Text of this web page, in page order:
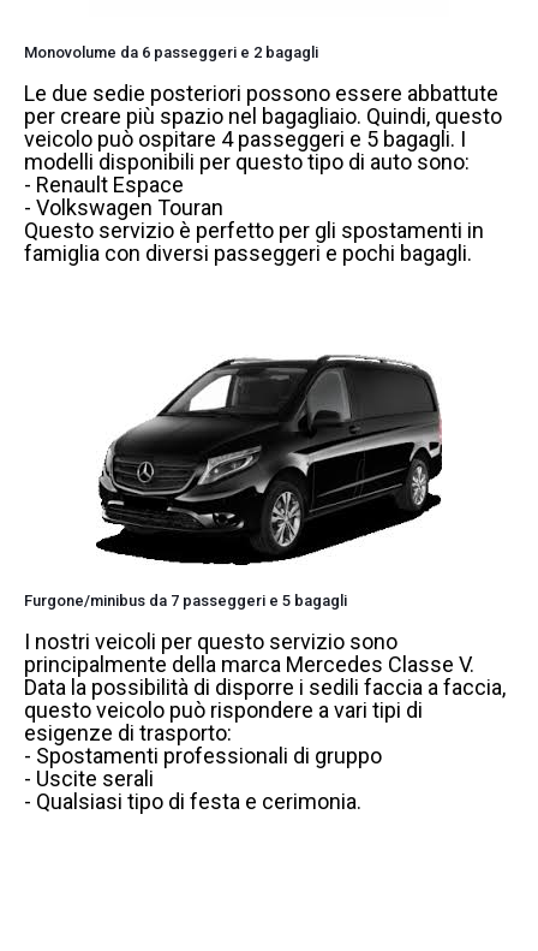
Monovolume da 6 passeggeri e 2 bagagli
Le due sedie posteriori possono essere abbattute
per creare più spazio nel bagagliaio. Quindi, questo
veicolo può ospitare 4 passeggeri e 5 bagagli. I
modelli disponibili per questo tipo di auto sono:
- Renault Espace
- Volkswagen Touran
Questo servizio è perfetto per gli spostamenti in
famiglia con diversi passeggeri e pochi bagagli.
Furgone/minibus da 7 passeggeri e 5 bagagli
I nostri veicoli per questo servizio sono
principalmente della marca Mercedes Classe V.
Data la possibilità di disporre i sedili faccia a faccia,
questo veicolo può rispondere a vari tipi di
esigenze di trasporto:
- Spostamenti professionali di gruppo
- Uscite serali
- Qualsiasi tipo di festa e cerimonia.